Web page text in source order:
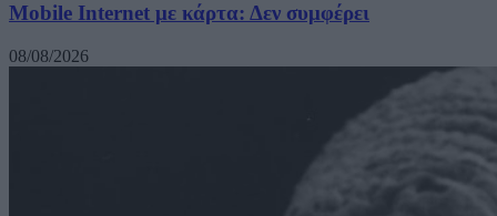
Mobile Internet με κάρτα: Δεν συμφέρει
08/08/2026